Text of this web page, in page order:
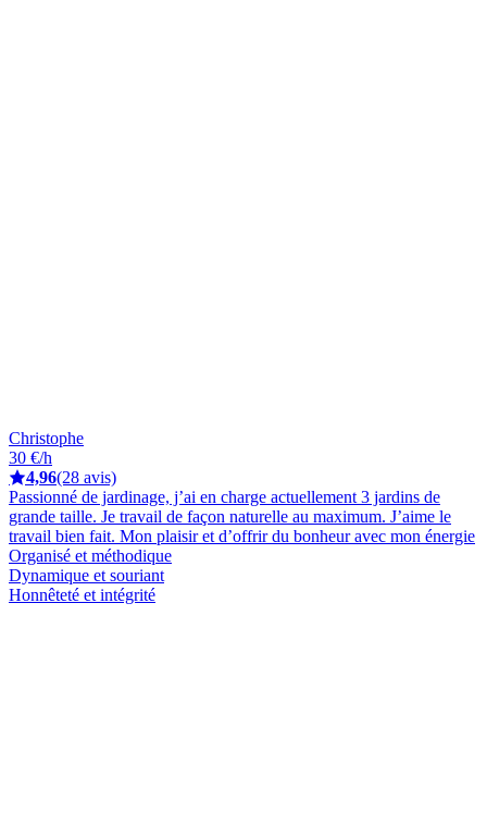
Christophe
30 €/h
4,96(28 avis)
Passionné de jardinage, j’ai en charge actuellement 3 jardins de
grande taille. Je travail de façon naturelle au maximum. J’aime le
travail bien fait. Mon plaisir et d’offrir du bonheur avec mon énergie
Organisé et méthodique
Dynamique et souriant
Honnêteté et intégrité